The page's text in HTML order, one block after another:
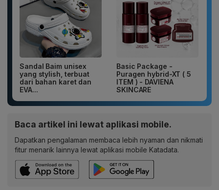
Sandal Baim unisex
yang stylish, terbuat
dari bahan karet dan
EVA...
Basic Package -
Puragen hybrid-XT ( 5
ITEM ) - DAVIENA
SKINCARE
Baca artikel ini lewat aplikasi mobile.
Dapatkan pengalaman membaca lebih nyaman dan nikmati
fitur menarik lainnya lewat aplikasi mobile Katadata.